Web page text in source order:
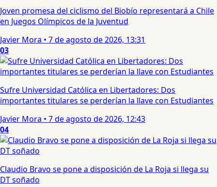
Joven promesa del ciclismo del Biobío representará a Chile
en Juegos Olímpicos de la Juventud
Javier Mora • 7 de agosto de 2026, 13:31
03
Sufre Universidad Católica en Libertadores: Dos
importantes titulares se perderían la llave con Estudiantes
Javier Mora • 7 de agosto de 2026, 12:43
04
Claudio Bravo se pone a disposición de La Roja si llega su
DT soñado